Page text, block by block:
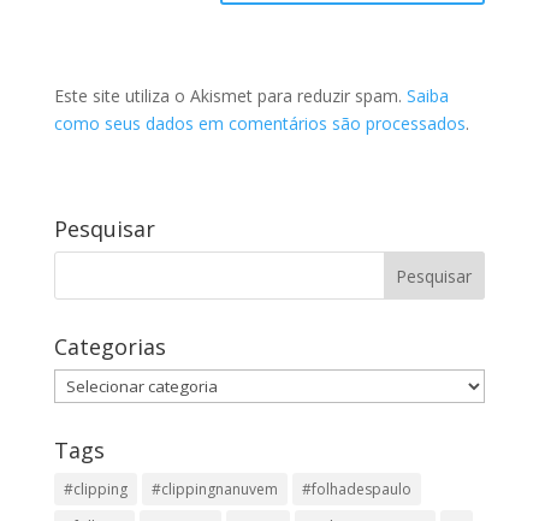
Este site utiliza o Akismet para reduzir spam. Saiba
como seus dados em comentários são processados.
Pesquisar
Categorias
Categorias
Tags
#clipping #clippingnanuvem
#folhadespaulo